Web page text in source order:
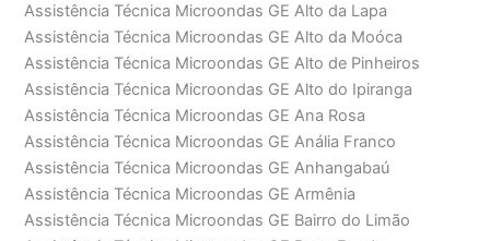
Assistência Técnica Microondas GE Alto da Lapa
Assistência Técnica Microondas GE Alto da Moóca
Assistência Técnica Microondas GE Alto de Pinheiros
Assistência Técnica Microondas GE Alto do Ipiranga
Assistência Técnica Microondas GE Ana Rosa
Assistência Técnica Microondas GE Anália Franco
Assistência Técnica Microondas GE Anhangabaú
Assistência Técnica Microondas GE Armênia
Assistência Técnica Microondas GE Bairro do Limão